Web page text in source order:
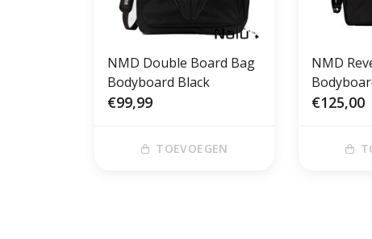
NMD Double Board Bag
Bodyboard Black
€99,99
TOEVOEGEN
NMD
€125,00